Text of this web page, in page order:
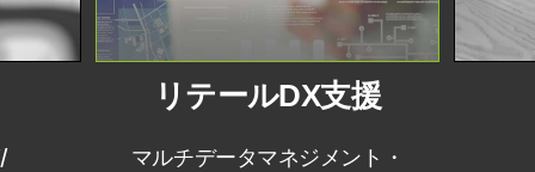
リテールDX支援
マルチデータマネジメント・